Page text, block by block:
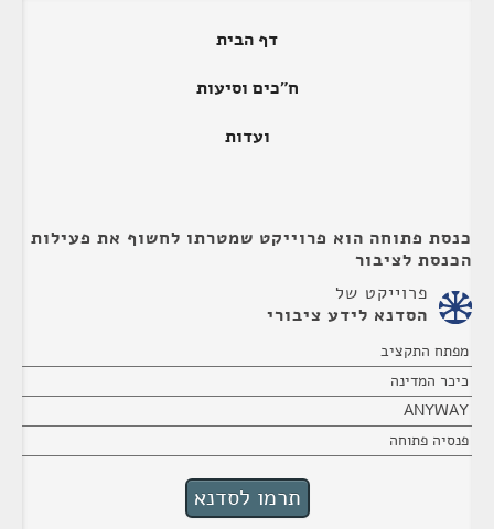
דף הבית
ח"כים וסיעות
ועדות
כנסת פתוחה הוא פרוייקט שמטרתו לחשוף את פעילות
הכנסת לציבור
פרוייקט של
הסדנא לידע ציבורי
מפתח התקציב
כיכר המדינה
ANYWAY
פנסיה פתוחה